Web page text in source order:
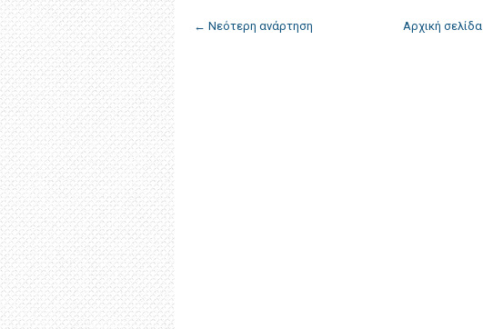
← Νεότερη ανάρτηση Αρχική σελίδα